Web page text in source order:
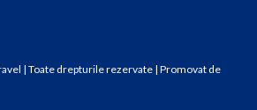
| Toate drepturile rezervate | Promovat de